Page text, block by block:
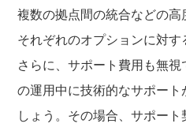
複数の拠点間の統合などの高
それぞれのオプションに対す
さらに、サポート費用も無
の運用中に技術的なサポー
しょう。その場合、サポー